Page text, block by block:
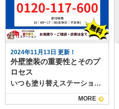
2024年11月13日 更新！
外壁塗装の重要性とそのプ
ロセス
いつも塗り替えステーションのブログをご覧いただきありがとうございます。 塗り替えステーションは北九州市小倉南区・小倉北区・行橋市・苅田町を中心に高品質＆低価格な外壁塗装・屋根工事・雨漏り修理をご提供する専門店です。 外壁塗装は、住宅や商業施設の外観を美しく保つだけでなく、建物の寿命を延ばすためにも非常に重要な作業です。ここのブログでは、外壁塗装の重要性、塗料の種類、塗装のプロセス、およびメンテナンスについて詳しく解説します。 1. 外壁塗装の重要性 外壁塗装の主な目的は、外的な要因から建物を守ることです。紫外線、雨風、湿気、カビ、汚れなど、さまざまな外的要因が外壁へダメージを与えます。塗装を行うことにより、以下のような効果が得られます。 防水効果: 適切な塗料を使用することで、水分の浸透を防ぎ、構造材を乾燥した状態に保ちます。 耐久性の向上: 塗装により、外壁が物理的な衝撃や摩耗に強くなります。 美観の向上: 新しい塗装は、建物全体の印象を大きく変えることができ、資産価値を維持・向上させます。 カビや藻の防止: 特殊な防菌塗料を使用することで、カビや藻の発生を抑制します。 2. 塗料の種類 外壁塗装にはさまざまな塗料があります。以下に代表的な塗料を紹介します。 アクリル塗料: 速乾性があり、比較的安価ですが、耐久性は他の塗料に比べると劣ります。 ウレタン塗料: 耐久性が高く、柔軟性もあるため、ひび割れのリスクを抑えられます。 シリコン塗料: 耐候性に優れ、長期間美しい仕上がりを保ちます。コストパフォーマンスも良好です。 フッ素塗料: 最高レベルの耐久性を持ち、劣化しにくいため、高級物件などで多く選ばれます。 それぞれの塗料には特徴があり、建物の立地条件や環境に応じて最適な選択をすることが重要です。 3. 外壁塗装のプロセス 外壁塗装は、いくつかのステップに分かれています。以下は一般的な塗装プロセスです。 調査・診断: まず、専門家が外壁の状態を確認し、必要な修繕や塗装方法を提案します。 高圧洗浄: 外壁を高圧洗浄機で洗浄し、汚れや古い塗膜を取り除きます。 下地処理: 塗装面のひび割れ箇所や穴を補修し、下地を整えます。この作業によって、塗料の密着性が向上します。 プライマー塗布: 塗装面の吸水性を抑え、塗料が均一にのるようにするため、プライマーを塗布します。 本塗装: 上塗りとして選定した塗料を使用し、指定された回数塗装します。一般的には2回塗りが推奨されています。 検査・仕上げ: 最後に、仕上がりを確認し、必要があれば微調整を行います。 4. メンテナンスと注意点 外壁塗装を完了した後も、定期的なメンテナンスが重要です。以下の点に注意しましょう。 定期的な点検: 建物の外観や塗装の状態を定期的に確認し、劣化や剥がれがあれば早期に対応することが大切です。 汚れの洗浄: 雨水だけでは落ちない汚れが付着することがあるため、年に一度は高圧洗浄などで洗浄することをおすすめします。 早期の修繕: 塗装が剥がれてきた部分やひび割れが見つかった場合は、早めに修繕することで、さらなる劣化を防ぐことができます。 まとめ 外壁塗装は、美しさや耐久性を維持するために欠かせない作業です。適切な時期に適切な塗料と方法で行うことで、長年にわたって住まいやビジネスの空間を守ります。外壁の劣化を防ぐためには、定期的な点検とメンテナンスを怠らないことが重要です。外壁塗装についての知識を深め、あなたの大切な建物を守る手助けをしましょう。 塗り替えステーションでは、北九州市でお客様にピッタリの塗装プランを提案しています。 北九州市の外壁塗装、屋根塗装、防水工事は塗り替えステーションにお任せください！！ 私たち塗り替えステーションでは、専門の職人たちが対応させていただきます。 お悩みの際はお気軽にお問い合わせください。 お問い合わせはこちら↓↓↓ 北九州市（小倉南区・小倉北区）、行橋市、苅田町の外壁塗装＆屋根工事なら、 北九州市の唯一の1級塗装技能士10名在籍の塗り替えステーション｜㈱志水にお任せください！ 北九州市の施工事例はこちら 北九州市で創業61年、累計施工実績13,000件！2020年7月からHPで施工事例を公開中！ お得な塗装メニューはこちら 塗装の適正相場、どんな塗料があるのかについて知りたい方はこちら！ 職人・スタッフ紹介はこちら 社長、塗装アドバイザーから職人までに、1級塗装技能士、1級建築士、外装診断士などの資格者は多数在籍！だからいつも高品質の塗装工事を提供できます！ お得なキャンペーン情報はこちら 実施中のお得なキャンペーン情報をチェックしたい方はこちら！ 無料見積り・無料診断の依頼はこちら
MORE